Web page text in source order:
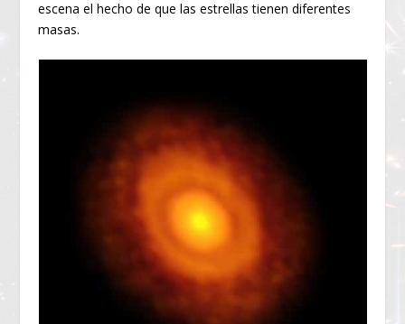
escena el hecho de que las estrellas tienen diferentes
masas.